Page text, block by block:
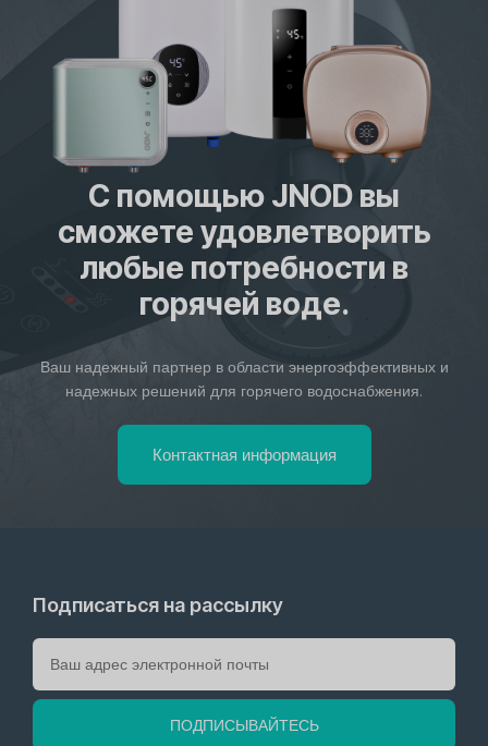
С помощью JNOD вы
сможете удовлетворить
любые потребности в
горячей воде.
Ваш надежный партнер в области энергоэффективных и
надежных решений для горячего водоснабжения.
Контактная информация
Подписаться на рассылку